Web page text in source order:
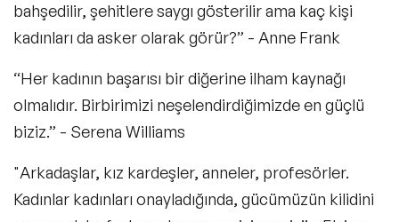
bahşedilir, şehitlere saygı gösterilir ama kaç kişi
kadınları da asker olarak görür?” - Anne Frank
“Her kadının başarısı bir diğerine ilham kaynağı
olmalıdır. Birbirimizi neşelendirdiğimizde en güçlü
biziz.” - Serena Williams
"Arkadaşlar, kız kardeşler, anneler, profesörler.
Kadınlar kadınları onayladığında, gücümüzün kilidini